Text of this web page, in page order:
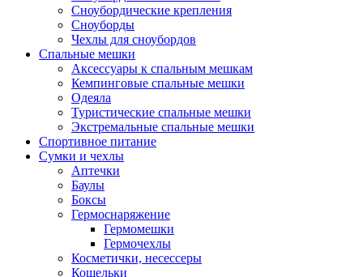
Сноубордические крепления
Сноуборды
Чехлы для сноубордов
Спальные мешки
Аксессуары к спальным мешкам
Кемпинговые спальные мешки
Одеяла
Туристические спальные мешки
Экстремальные спальные мешки
Спортивное питание
Сумки и чехлы
Аптечки
Баулы
Боксы
Гермоснаряжение
Гермомешки
Гермочехлы
Косметички, несессеры
Кошельки